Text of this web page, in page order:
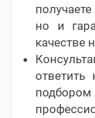
но и
качестве